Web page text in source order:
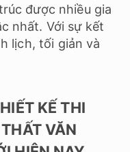
được nhiều gia
nhất. Với sự kết
lịch, tối giản và
KẾ THI
VĂN